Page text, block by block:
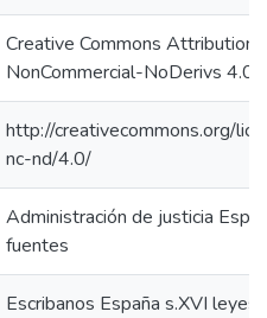
Creative Commons Attribution-
NonCommercial-NoDerivs 4.0
http://creativecommons.org/
nc-nd/4.0/
Administración de justicia
fuentes
Escribanos España s.XVI leyes